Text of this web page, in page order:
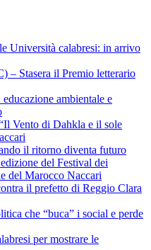
Università calabresi: in arrivo
Stasera il Premio letterario
ambientale e
Vento di Dahkla e il sole
il ritorno diventa futuro
del Festival dei
del Marocco Naccari
il prefetto di Reggio Clara
che “buca” i social e perde
per mostrare le